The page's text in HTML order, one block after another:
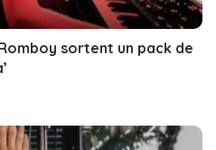
sortent un pack de